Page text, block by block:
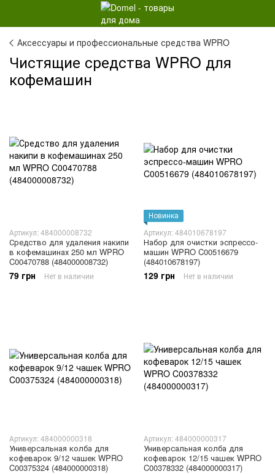
Аксессуары и профессиональные средства WPRO
Чистящие средства WPRO для
кофемашин
Артикул: 484000008732
Средство для удаления накипи
в кофемашинах 250 мл WPRO
C00470788 (484000008732)
79 грн Нет в наличии
Новинка
Артикул: 484010678197
Набор для очистки эспрессо-
машин WPRO C00516679
(484010678197)
129 грн Нет в наличии
Артикул: 484000000318
Универсальная колба для
кофеварок 9/12 чашек WPRO
C00375324 (484000000318)
Артикул: 484000000317
Универсальная колба для
кофеварок 12/15 чашек WPRO
C00378332 (484000000317)